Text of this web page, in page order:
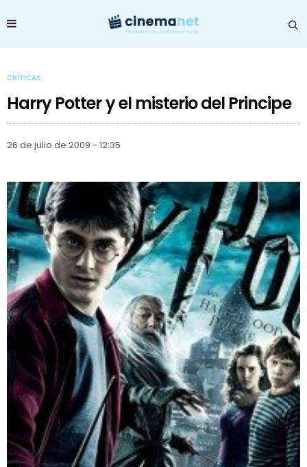
CRÍTICAS
Harry Potter y el misterio del Principe
26 de julio de 2009 - 12:35